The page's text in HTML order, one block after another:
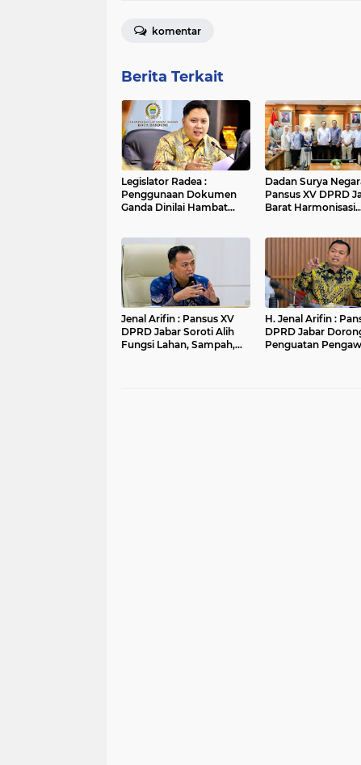
komentar
Berita Terkait
Legislator Radea :
Penggunaan Dokumen
Ganda Dinilai Hambat
Sampah di Kota Bandung
Dadan Surya
Pansus XV DPRD
Barat Harmonisasi
Jenal Arifin : Pansus XV
DPRD Jabar Soroti Alih
Fungsi Lahan, Sampah,
H. Jenal Arifin :
DPRD Jabar
Penguatan